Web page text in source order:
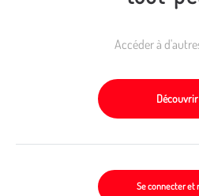
Accéder à
Découvrir
Se connecter et